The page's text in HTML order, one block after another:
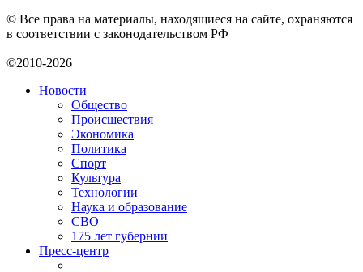
© Все права на материалы, находящиеся на сайте, охраняются
в соответствии с законодательством РФ
©2010-2026
Новости
Общество
Происшествия
Экономика
Политика
Спорт
Культура
Технологии
Наука и образование
СВО
175 лет губернии
Пресс-центр